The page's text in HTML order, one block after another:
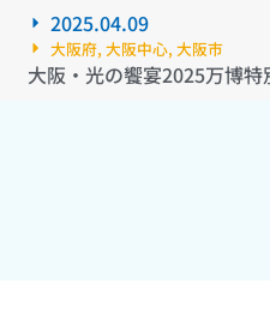
2025.04.09
大阪府, 大阪中心, 大阪市
大阪・光の饗宴2025万博特